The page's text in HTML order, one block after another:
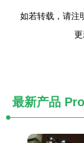
如若转载，请注
最新产品